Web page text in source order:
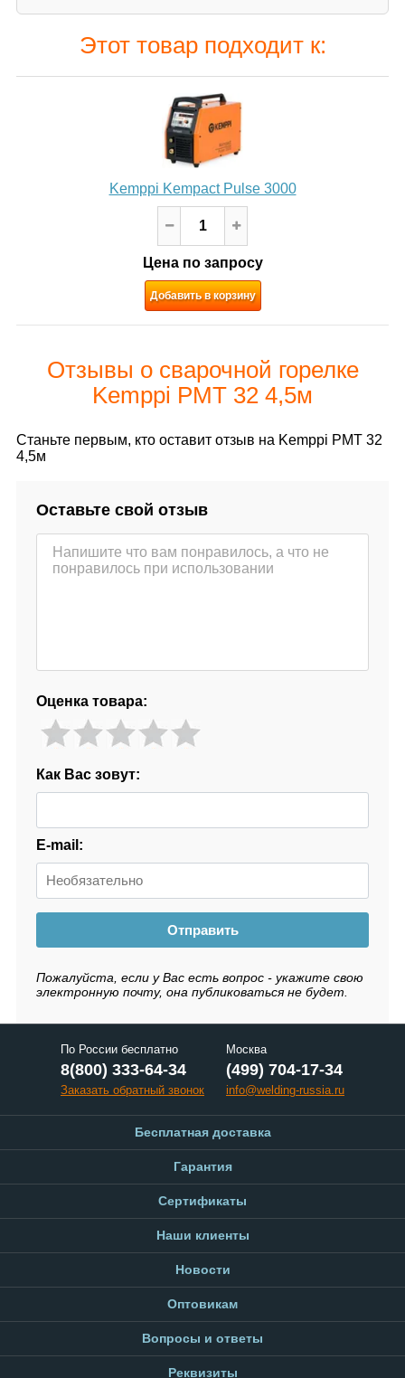
Этот товар подходит к:
Kemppi Kempact Pulse 3000
Цена по запросу
Добавить в корзину
Отзывы о сварочной горелке
Kemppi PМТ 32 4,5м
Станьте первым, кто оставит отзыв на Kemppi PМТ 32
4,5м
Оставьте свой отзыв
Оценка товара:
Как Вас зовут:
E-mail:
Отправить
Пожалуйста, если у Вас есть вопрос - укажите свою
электронную почту, она публиковаться не будет.
По России бесплатно
8(800) 333-64-34
Заказать обратный звонок
Москва
(499) 704-17-34
info@welding-russia.ru
Бесплатная доставка
Гарантия
Сертификаты
Наши клиенты
Новости
Оптовикам
Вопросы и ответы
Реквизиты